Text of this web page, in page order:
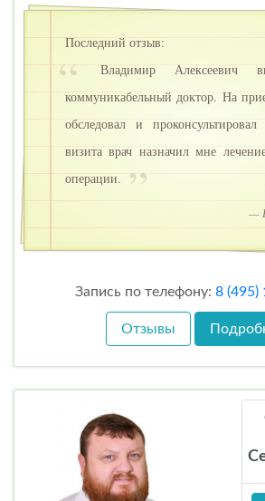
Последний отзыв:
Владимир Алексеевич
коммуникабельный доктор. На
обследовал и
визита врач назначил мне
операции.
—
Запись по телефону: 8 (495)
Отзывы